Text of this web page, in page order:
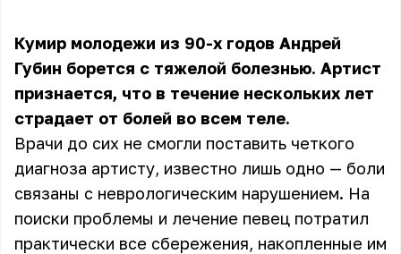
Кумир молодежи из 90-х годов Андрей
Губин борется с тяжелой болезнью. Артист
признается, что в течение нескольких лет
страдает от болей во всем теле.
Врачи до сих не смогли поставить четкого
диагноза артисту, известно лишь одно — боли
связаны с неврологическим нарушением. На
поиски проблемы и лечение певец потратил
практически все сбережения, накопленные им